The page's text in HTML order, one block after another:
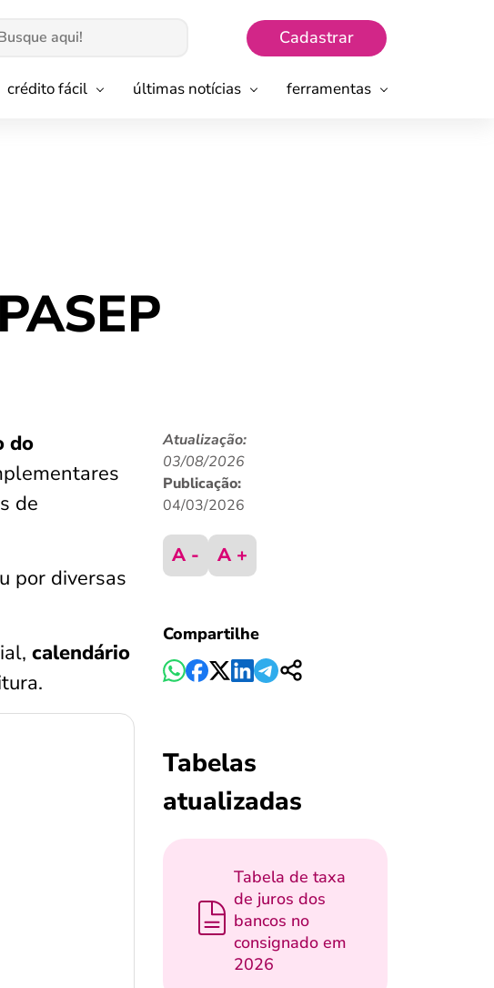
Cadastrar
crédito fácil últimas notícias ferramentas
do
de
por diversas
calendário
Atualização:
03/08/2026
Publicação:
04/03/2026
A - A +
Compartilhe
Tabelas
atualizadas
Tabela de taxa
de juros dos
bancos no
consignado em
2026